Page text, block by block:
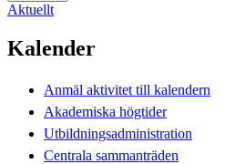
Aktuellt
Kalender
Anmäl aktivitet till kalendern
Akademiska högtider
Utbildningsadministration
Centrala sammanträden